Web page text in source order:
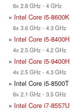
6x 2.8 GHz - 4 GHz
» Intel Core i5-8600K
6x 3.6 GHz - 4.3 GHz
» Intel Core i5-8400H
4x 2.5 GHz - 4.2 GHz
» Intel Core i5-9400H
4x 2.5 GHz - 4.3 GHz
» Intel Core i5-8500T
6x 2.1 GHz - 3.5 GHz
» Intel Core i7-8557U